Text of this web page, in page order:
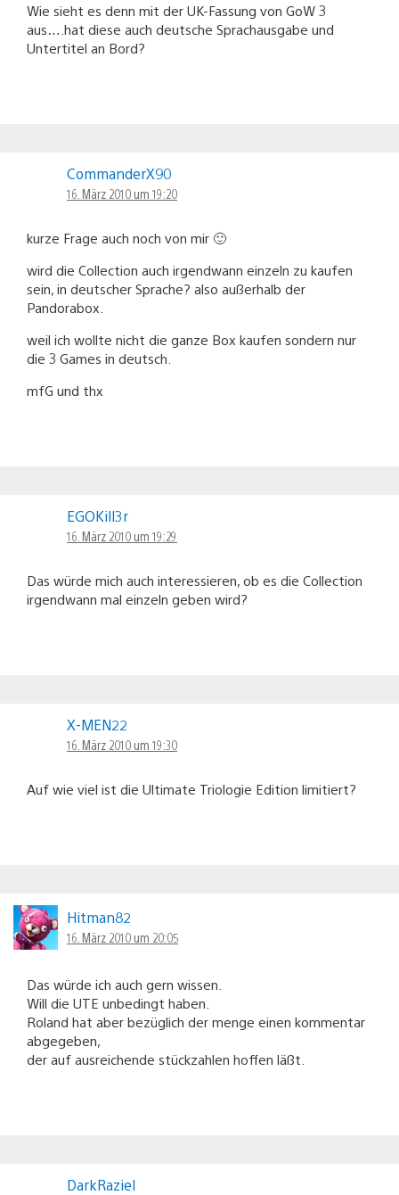
Wie sieht es denn mit der UK-Fassung von GoW 3
aus….hat diese auch deutsche Sprachausgabe und
Untertitel an Bord?
CommanderX90
16. März 2010 um 19:20
kurze Frage auch noch von mir 🙂
wird die Collection auch irgendwann einzeln zu kaufen
sein, in deutscher Sprache? also außerhalb der
Pandorabox.
weil ich wollte nicht die ganze Box kaufen sondern nur
die 3 Games in deutsch.
mfG und thx
EGOKill3r
16. März 2010 um 19:29
Das würde mich auch interessieren, ob es die Collection
irgendwann mal einzeln geben wird?
X-MEN22
16. März 2010 um 19:30
Auf wie viel ist die Ultimate Triologie Edition limitiert?
Hitman82
16. März 2010 um 20:05
Das würde ich auch gern wissen.
Will die UTE unbedingt haben.
Roland hat aber bezüglich der menge einen kommentar
abgegeben,
der auf ausreichende stückzahlen hoffen läßt.
DarkRaziel